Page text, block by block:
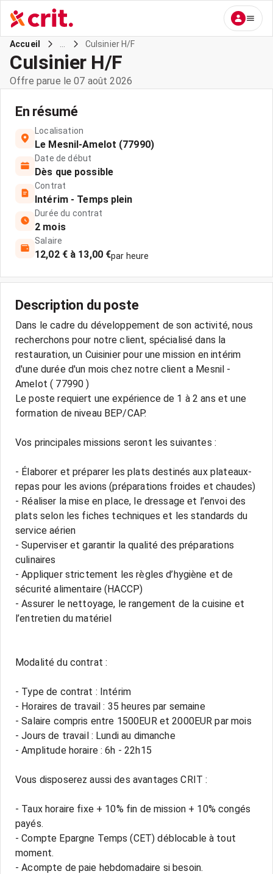
Accueil CuIsinier H/F
CuIsinier H/F
Offre parue le 07 août 2026
En résumé
Localisation
Le Mesnil-Amelot (77990)
Date de début
Dès que possible
Contrat
Intérim - Temps plein
Durée du contrat
2 mois
Salaire
12,02 € à 13,00 €par heure
Description du poste
Dans le cadre du développement de son activité, nous
recherchons pour notre client, spécialisé dans la
restauration, un Cuisinier pour une mission en intérim
d'une durée d'un mois chez notre client a Mesnil -
Amelot ( 77990 )
Le poste requiert une expérience de 1 à 2 ans et une
formation de niveau BEP/CAP.
Vos principales missions seront les suivantes :
- Élaborer et préparer les plats destinés aux plateaux-
repas pour les avions (préparations froides et chaudes)
- Réaliser la mise en place, le dressage et l’envoi des
plats selon les fiches techniques et les standards du
service aérien
- Superviser et garantir la qualité des préparations
culinaires
- Appliquer strictement les règles d’hygiène et de
sécurité alimentaire (HACCP)
- Assurer le nettoyage, le rangement de la cuisine et
l’entretien du matériel
Modalité du contrat :
- Type de contrat : Intérim
- Horaires de travail : 35 heures par semaine
- Salaire compris entre 1500EUR et 2000EUR par mois
- Jours de travail : Lundi au dimanche
- Amplitude horaire : 6h - 22h15
Vous disposerez aussi des avantages CRIT :
- Taux horaire fixe + 10% fin de mission + 10% congés
payés.
- Compte Epargne Temps (CET) déblocable à tout
moment.
- Acompte de paie hebdomadaire si besoin.